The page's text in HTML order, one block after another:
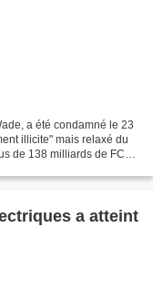
a été condamné le 23
illicite" mais relaxé du
de 138 milliards de FCFA
a atteint